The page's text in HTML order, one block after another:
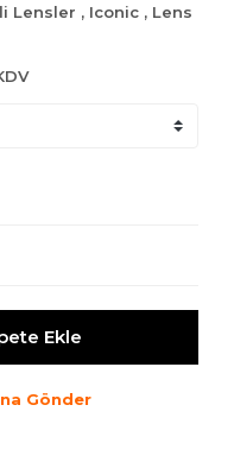
Lensler , Iconic , Lens
Ekle
Gönder